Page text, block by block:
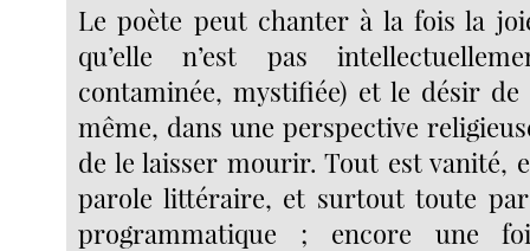
Le poète peut chanter à la fois la
qu’elle n’est pas
contaminée, mystifiée) et le désir
même, dans une perspective
de le laisser mourir. Tout est vanité,
parole littéraire, et surtout toute
programmatique ; encore une